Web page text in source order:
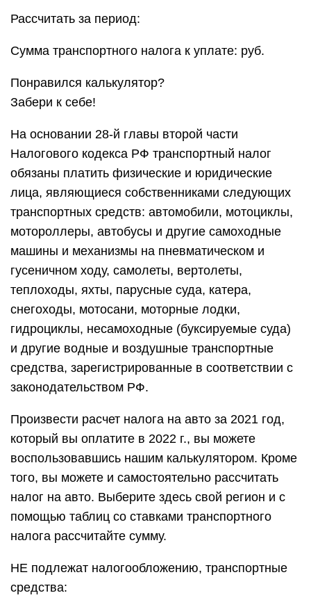
Рассчитать за период:
Сумма транспортного налога к уплате: руб.
Понравился калькулятор?
Забери к себе!
На основании 28-й главы второй части
Налогового кодекса РФ транспортный налог
обязаны платить физические и юридические
лица, являющиеся собственниками следующих
транспортных средств: автомобили, мотоциклы,
мотороллеры, автобусы и другие самоходные
машины и механизмы на пневматическом и
гусеничном ходу, самолеты, вертолеты,
теплоходы, яхты, парусные суда, катера,
снегоходы, мотосани, моторные лодки,
гидроциклы, несамоходные (буксируемые суда)
и другие водные и воздушные транспортные
средства, зарегистрированные в соответствии с
законодательством РФ.
Произвести расчет налога на авто за 2021 год,
который вы оплатите в 2022 г., вы можете
воспользовавшись нашим калькулятором. Кроме
того, вы можете и самостоятельно рассчитать
налог на авто. Выберите здесь свой регион и с
помощью таблиц со ставками транспортного
налога рассчитайте сумму.
НЕ подлежат налогообложению, транспортные
средства: